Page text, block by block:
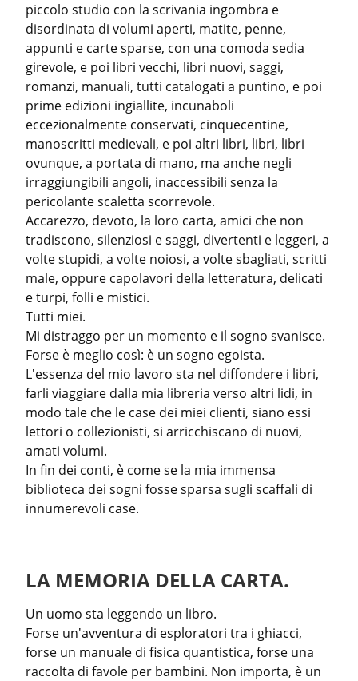
piccolo studio con la scrivania ingombra e
disordinata di volumi aperti, matite, penne,
appunti e carte sparse, con una comoda sedia
girevole, e poi libri vecchi, libri nuovi, saggi,
romanzi, manuali, tutti catalogati a puntino, e poi
prime edizioni ingiallite, incunaboli
eccezionalmente conservati, cinquecentine,
manoscritti medievali, e poi altri libri, libri, libri
ovunque, a portata di mano, ma anche negli
irraggiungibili angoli, inaccessibili senza la
pericolante scaletta scorrevole.
Accarezzo, devoto, la loro carta, amici che non
tradiscono, silenziosi e saggi, divertenti e leggeri, a
volte stupidi, a volte noiosi, a volte sbagliati, scritti
male, oppure capolavori della letteratura, delicati
e turpi, folli e mistici.
Tutti miei.
Mi distraggo per un momento e il sogno svanisce.
Forse è meglio così: è un sogno egoista.
L'essenza del mio lavoro sta nel diffondere i libri,
farli viaggiare dalla mia libreria verso altri lidi, in
modo tale che le case dei miei clienti, siano essi
lettori o collezionisti, si arricchiscano di nuovi,
amati volumi.
In fin dei conti, è come se la mia immensa
biblioteca dei sogni fosse sparsa sugli scaffali di
innumerevoli case.
LA MEMORIA DELLA CARTA.
Un uomo sta leggendo un libro.
Forse un'avventura di esploratori tra i ghiacci,
forse un manuale di fisica quantistica, forse una
raccolta di favole per bambini. Non importa, è un